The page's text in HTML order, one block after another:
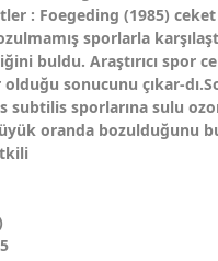
: Foegeding (1985)
sporlarla
buldu. Araştırıcı spor
sonucunu çıkar-
subtilis sporlarına sulu
oranda bozulduğunu